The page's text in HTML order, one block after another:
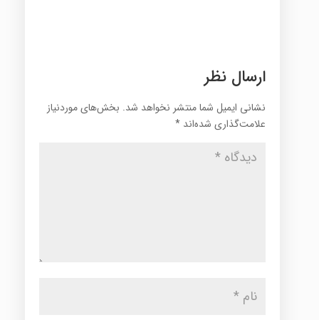
ارسال نظر
نشانی ایمیل شما منتشر نخواهد شد. بخش‌های موردنیاز
علامت‌گذاری شده‌اند *